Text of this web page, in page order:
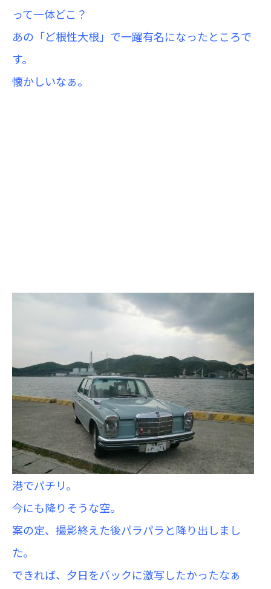
って一体どこ？
あの「ど根性大根」で一躍有名になったところで
す。
懐かしいなぁ。
港でパチリ。
今にも降りそうな空。
案の定、撮影終えた後パラパラと降り出しまし
た。
できれば、夕日をバックに激写したかったなぁ